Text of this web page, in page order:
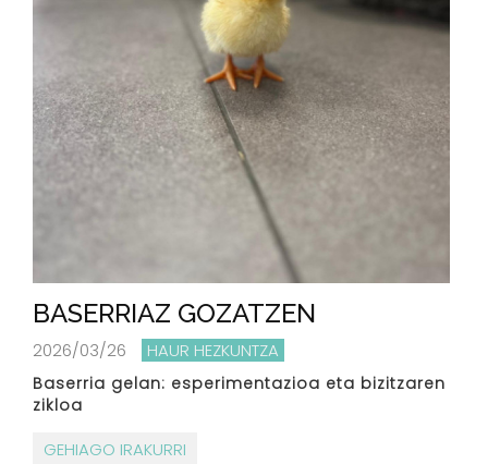
BASERRIAZ GOZATZEN
2026/03/26 HAUR HEZKUNTZA
Baserria gelan: esperimentazioa eta bizitzaren
zikloa
GEHIAGO IRAKURRI